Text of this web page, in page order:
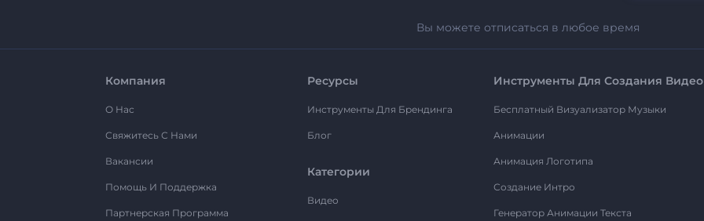
Вы можете отписаться в любое время
Компания
О Нас
Свяжитесь С Нами
Вакансии
Помощь И Поддержка
Партнерская Программа
Ресурсы
Инструменты Для Брендинга
Блог
Категории
Видео
Инструменты Для Создания Видео
Бесплатный Визуализатор Музыки
Анимации
Анимация Логотипа
Создание Интро
Генератор Анимации Текста